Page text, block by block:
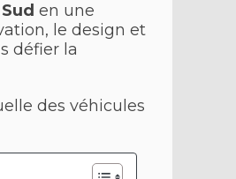
en une
le design et
défier la
des véhicules